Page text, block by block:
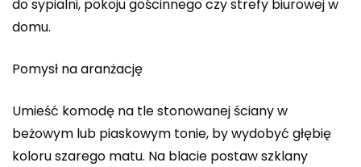
do sypialni, pokoju gościnnego czy strefy biurowej w
domu.
Pomysł na aranżację
Umieść komodę na tle stonowanej ściany w
beżowym lub piaskowym tonie, by wydobyć głębię
koloru szarego matu. Na blacie postaw szklany